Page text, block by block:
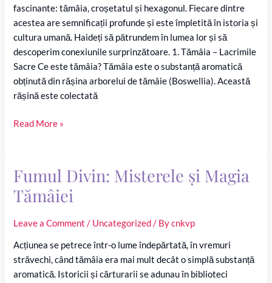
fascinante: tămâia, croșetatul și hexagonul. Fiecare dintre
acestea are semnificații profunde și este împletită în istoria și
cultura umană. Haideți să pătrundem în lumea lor și să
descoperim conexiunile surprinzătoare. 1. Tămâia – Lacrimile
Sacre Ce este tămâia? Tămâia este o substanță aromatică
obținută din rășina arborelui de tămâie (Boswellia). Această
rășină este colectată
O
și
Creativitate
Read More »
Fumul Divin: Misterele și Magia
Tămâiei
Leave a Comment / Uncategorized/ Bycnkvp
Acțiunea se petrece într-o lume îndepărtată, în vremuri
străvechi, când tămâia era mai mult decât o simplă substanță
aromatică. Istoricii și cărturarii se adunau în biblioteci